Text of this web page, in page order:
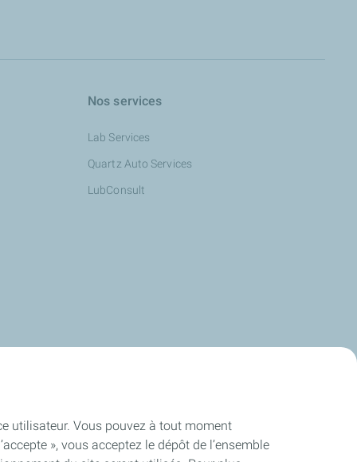
Nos services
Lab Services
Quartz Auto Services
LubConsult
utilisateur. Vous pouvez à tout moment
», vous acceptez le dépôt de l’ensemble